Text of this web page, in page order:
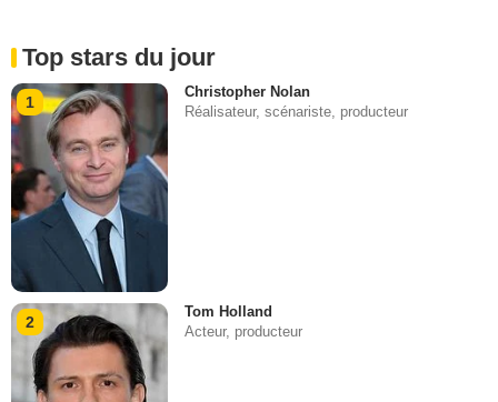
Top stars du jour
1
Christopher Nolan
Réalisateur, scénariste, producteur
2
Tom Holland
Acteur, producteur